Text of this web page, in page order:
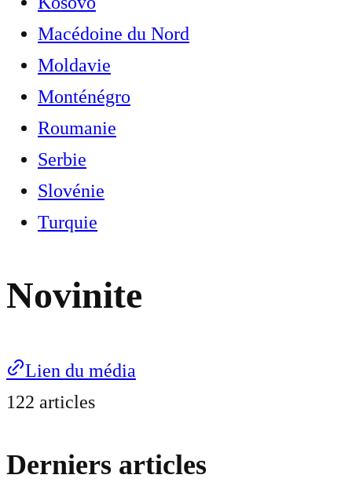
Macédoine du Nord
Moldavie
Monténégro
Roumanie
Serbie
Slovénie
Turquie
Novinite
Lien du média
122 articles
Derniers articles